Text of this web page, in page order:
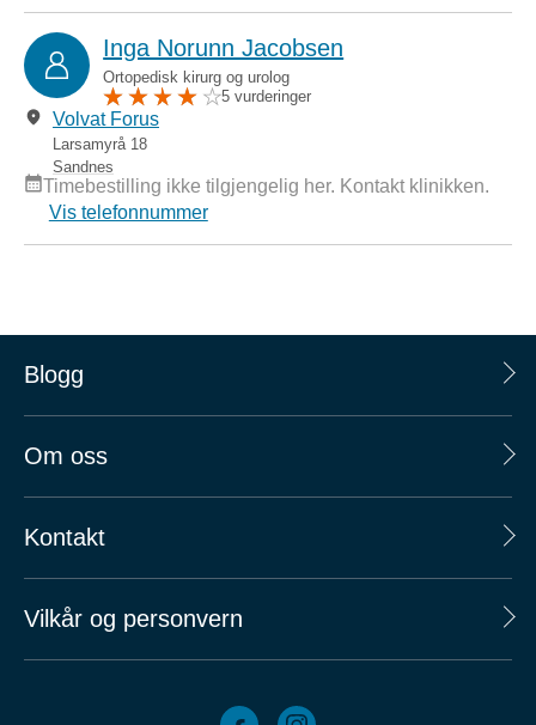
Inga Norunn Jacobsen
Ortopedisk kirurg og urolog
5 vurderinger
Volvat Forus
Larsamyrå 18
Sandnes
Timebestilling ikke tilgjengelig her. Kontakt klinikken.
Vis telefonnummer
Blogg
Om oss
Kontakt
Vilkår og personvern